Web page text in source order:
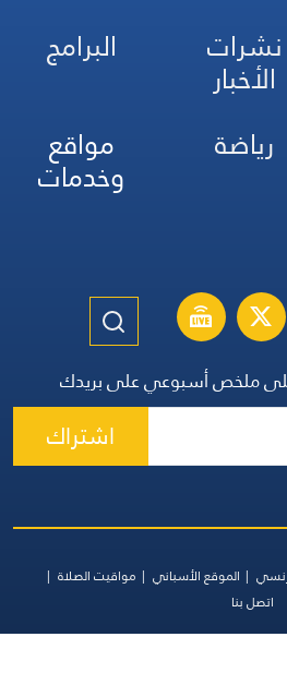
نشرات
الأخبار
البرامج
رياضة مواقع
وخدمات
ملخص أسبوعي على بريدك
اشتراك
الموقع الأسباني
مواقيت الصلاة
اتصل بنا
اللبنانية للإعلام 2026